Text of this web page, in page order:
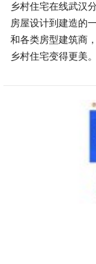
乡村住宅在线武汉
房屋设计到建造的
和各类房型建筑商
乡村住宅变得更美